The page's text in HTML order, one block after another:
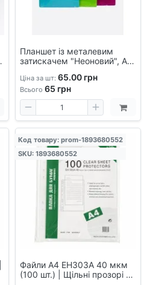
Планшет із металевим
затискачем "Неоновий", А4,
кліпборд
Ціна за шт: 65.00 грн
Всього 65 грн
Файли А4 EH303A 40 мкм
(100 шт.) | Щільні прозорі |
Код товару: prom-1893680552
SKU: 1893680552